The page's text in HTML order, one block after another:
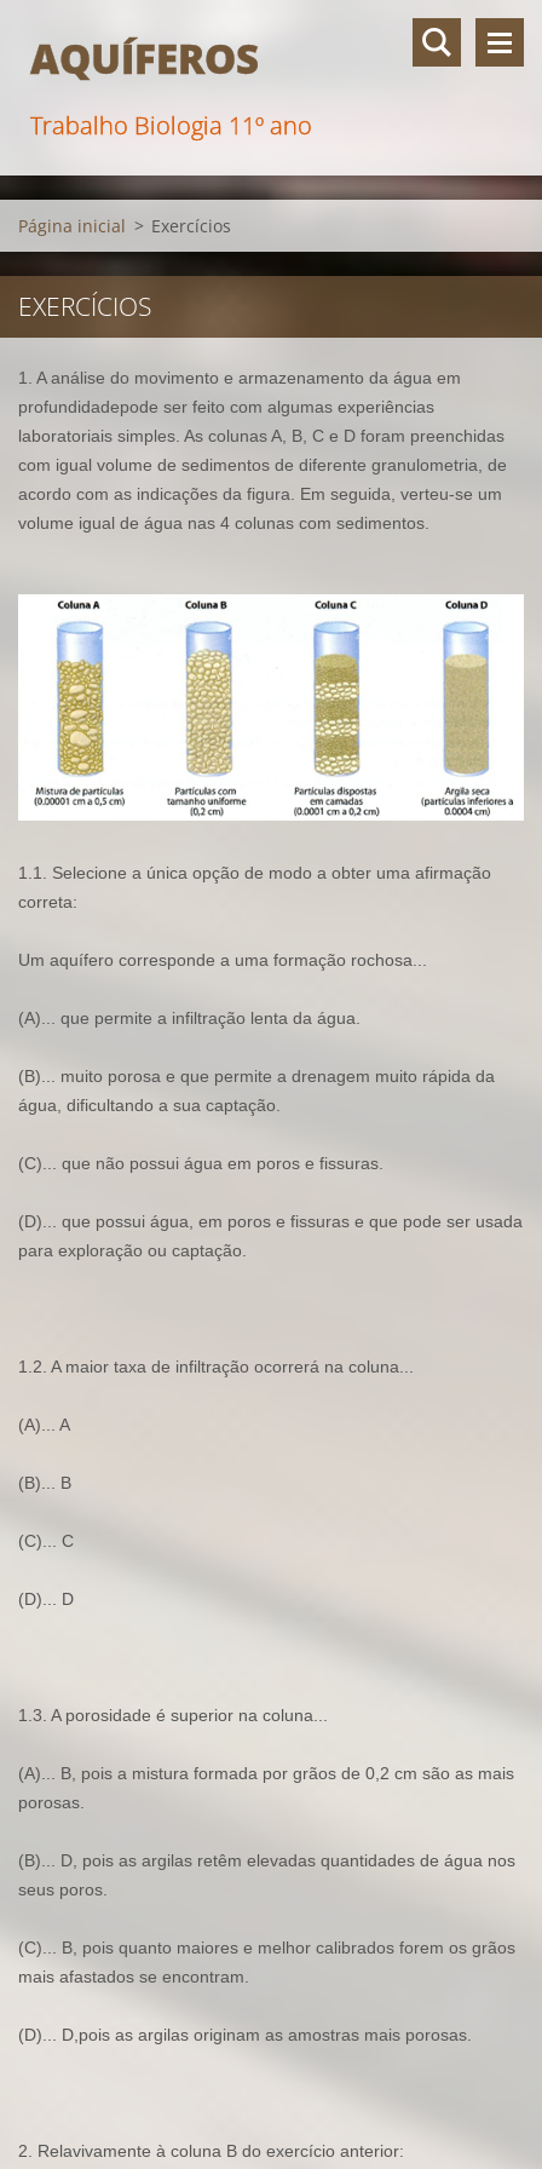
AQUÍFEROS
Trabalho Biologia 11º ano
Página inicial > Exercícios
EXERCÍCIOS
1. A análise do movimento e armazenamento da água em
profundidadepode ser feito com algumas experiências
laboratoriais simples. As colunas A, B, C e D foram preenchidas
com igual volume de sedimentos de diferente granulometria, de
acordo com as indicações da figura. Em seguida, verteu-se um
volume igual de água nas 4 colunas com sedimentos.
1.1. Selecione a única opção de modo a obter uma afirmação
correta:
Um aquífero corresponde a uma formação rochosa...
(A)... que permite a infiltração lenta da água.
(B)... muito porosa e que permite a drenagem muito rápida da
água, dificultando a sua captação.
(C)... que não possui água em poros e fissuras.
(D)... que possui água, em poros e fissuras e que pode ser usada
para exploração ou captação.
1.2. A maior taxa de infiltração ocorrerá na coluna...
(A)... A
(B)... B
(C)... C
(D)... D
1.3. A porosidade é superior na coluna...
(A)... B, pois a mistura formada por grãos de 0,2 cm são as mais
porosas.
(B)... D, pois as argilas retêm elevadas quantidades de água nos
seus poros.
(C)... B, pois quanto maiores e melhor calibrados forem os grãos
mais afastados se encontram.
(D)... D,pois as argilas originam as amostras mais porosas.
2. Relavivamente à coluna B do exercício anterior: